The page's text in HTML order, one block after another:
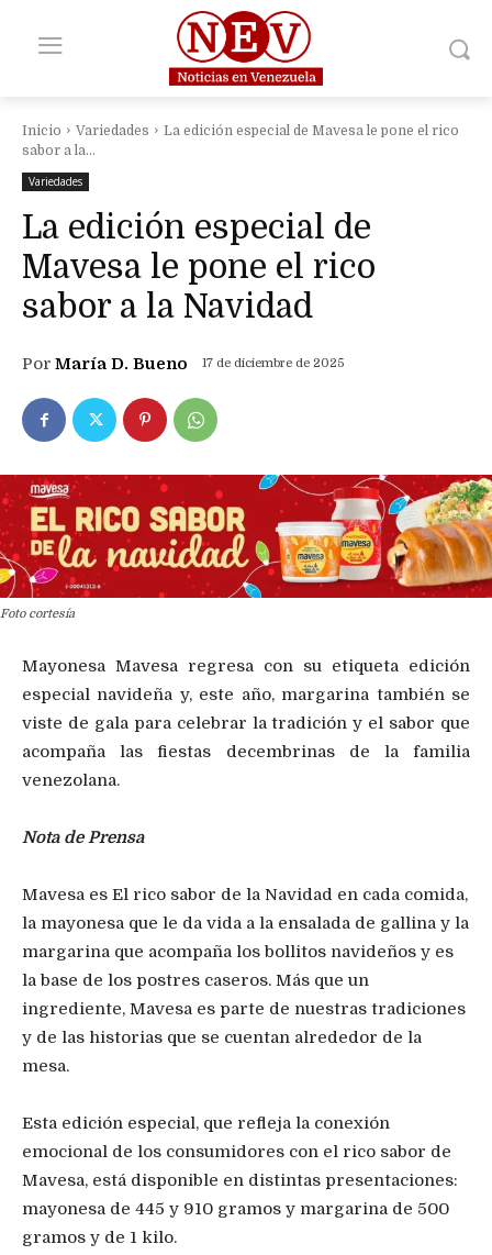
Inicio Variedades
La edición especial de Mavesa le pone el rico
sabor a la...
Variedades
La edición especial de
Mavesa le pone el rico
sabor a la Navidad
Por María D. Bueno 17 de diciembre de 2025
Foto cortesía
Mayonesa Mavesa regresa con su etiqueta edición
especial navideña y, este año, margarina también se
viste de gala para celebrar la tradición y el sabor que
acompaña las fiestas decembrinas de la familia
venezolana.
Nota de Prensa
Mavesa es El rico sabor de la Navidad en cada comida,
la mayonesa que le da vida a la ensalada de gallina y la
margarina que acompaña los bollitos navideños y es
la base de los postres caseros. Más que un
ingrediente, Mavesa es parte de nuestras tradiciones
y de las historias que se cuentan alrededor de la
mesa.
Esta edición especial, que refleja la conexión
emocional de los consumidores con el rico sabor de
Mavesa, está disponible en distintas presentaciones:
mayonesa de 445 y 910 gramos y margarina de 500
gramos y de 1 kilo.